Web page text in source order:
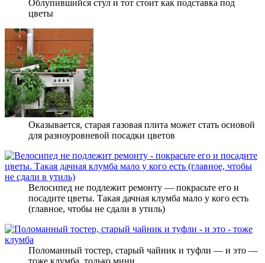
Облупившийся стул и тот стоит как подставка под
цветы
Оказывается, старая газовая плита может стать основой
для разноуровневой посадки цветов
Велосипед не подлежит ремонту — покрасьте его и
посадите цветы. Такая дачная клумба мало у кого есть
(главное, чтобы не сдали в утиль)
Поломанный тостер, старый чайник и туфли — и это —
тоже клумба, только мини